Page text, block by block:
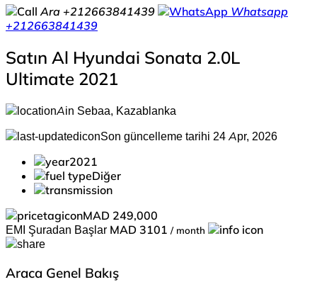
Ara +212663841439
Whatsapp
+212663841439
Satın Al Hyundai Sonata 2.0L
Ultimate 2021
Ain Sebaa, Kazablanka
Son güncelleme tarihi 24 Apr, 2026
2021
Diğer
MAD 249,000
EMI Şuradan Başlar MAD 3101 / month
Araca Genel Bakış